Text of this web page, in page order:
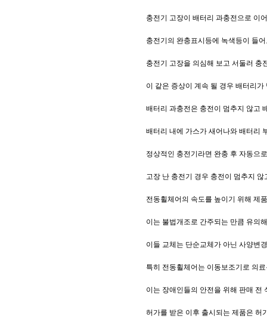
충전기 고장이 배터리 과충전으로 이
충전기의 완충표시등에 녹색등이 들
충전기 고장을 의심해 보고 서둘러 충
이 같은 증상이 계속 될 경우 배터리
배터리 과충전은 충전이 멈추지 않고
배터리 내에 가스가 새어나와 배터리
정상적인 충전기라면 완충 후 자동으
고장 난 충전기 경우 충전이 멈추지
전동휠체어의 속도를 높이기 위해 제
이는 불법개조로 간주되는 만큼 유의
이들 교체는 단순교체가 아닌 사양변
특히 전동휠체어는 이동보조기로 의
이는 장애인들의 안전을 위해 판매 전
허가를 받은 이후 출시되는 제품은 허